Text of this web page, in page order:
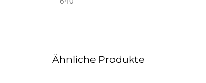
Ähnliche Produkte